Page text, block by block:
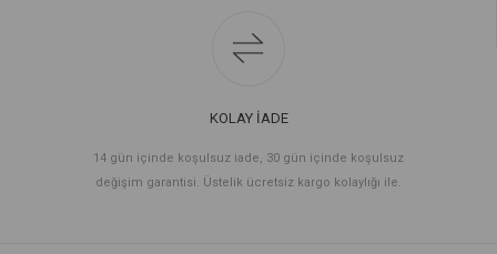
KOLAY İADE
14 gün içinde koşulsuz iade, 30 gün içinde koşulsuz
değişim garantisi. Üstelik ücretsiz kargo kolaylığı ile.